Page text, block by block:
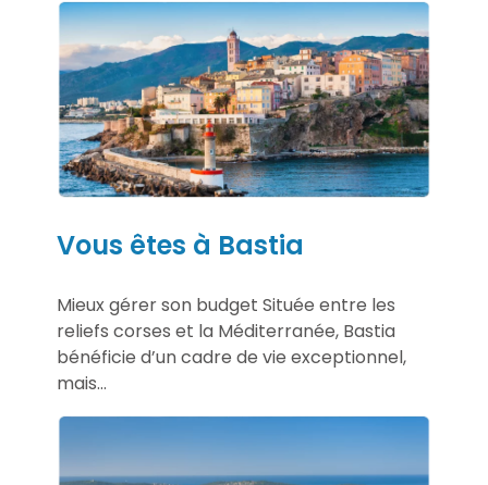
Vous êtes à Bastia
Mieux gérer son budget Située entre les
reliefs corses et la Méditerranée, Bastia
bénéficie d’un cadre de vie exceptionnel,
mais...